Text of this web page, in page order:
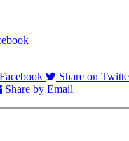
Share on
Share by Email